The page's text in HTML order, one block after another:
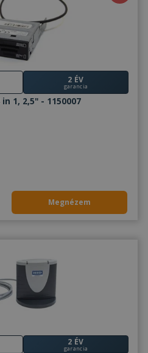
2 ÉV
garancia
1, 2,5" - 1150007
Megnézem
2 ÉV
garancia